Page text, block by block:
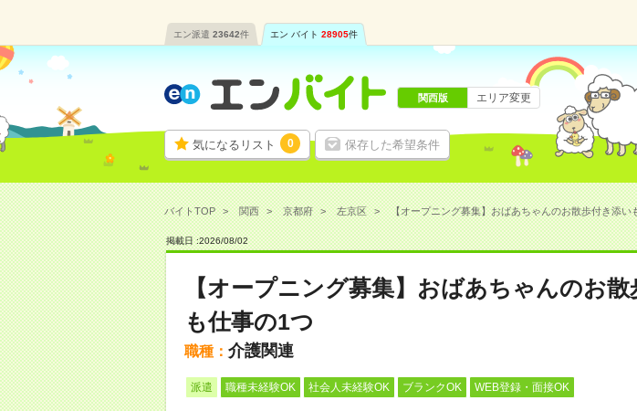
エン派遣 23642件 エン バイト 28905件
気になるリスト 0 保存した希望条件
関西版 エリア変更
バイトTOP 関西 京都府 左京区 【オープニング募集】おばあちゃんのお散歩付き添い
掲載日 :2026/08/02
【オープニング募集】おばあちゃんのお
も仕事の1つ
職種： 介護関連
派遣 職種未経験OK 社会人未経験OK ブランクOK WEB登録・面接OK